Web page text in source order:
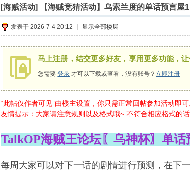
[海贼活动] 【海贼竞猜活动】乌索兰度的单话预言屋
发表于 2026-7-4 20:12 显示全部楼层
马上注册，结交更多好友，享用更多功能，
您需要登录 才可以下载或查看，没有账号？立即注册
“此帖仅作者可见”由楼主设置，你只需正常回帖参加活动即可
友情提示：大家请注意规则以及格式哦~ 不符合相应格式的话
TalkOP海贼王论坛〖乌神杯〗单话
每周大家可以对下一话的剧情进行预测，在下